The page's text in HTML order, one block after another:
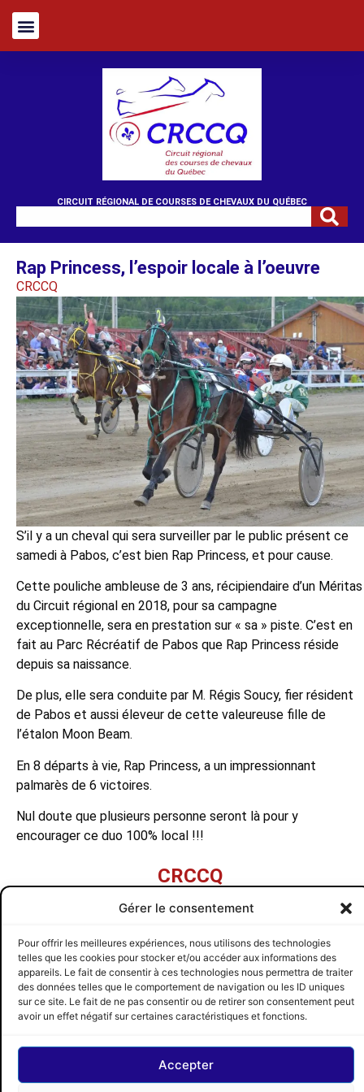
Gérer le consentement
Pour offrir les meilleures expériences, nous utilisons des technologies
telles que les cookies pour stocker et/ou accéder aux informations des
appareils. Le fait de consentir à ces technologies nous permettra de traiter
des données telles que le comportement de navigation ou les ID uniques
sur ce site. Le fait de ne pas consentir ou de retirer son consentement peut
avoir un effet négatif sur certaines caractéristiques et fonctions.
Accepter
CIRCUIT RÉGIONAL DE COURSES DE CHEVAUX DU QUÉBEC
Rap Princess, l’espoir locale à l’oeuvre
CRCCQ
S’il y a un cheval qui sera surveiller par le public présent ce
samedi à Pabos, c’est bien Rap Princess, et pour cause.
Cette pouliche ambleuse de 3 ans, récipiendaire d’un Méritas
du Circuit régional en 2018, pour sa campagne
exceptionnelle, sera en prestation sur « sa » piste. C’est en
fait au Parc Récréatif de Pabos que Rap Princess réside
depuis sa naissance.
De plus, elle sera conduite par M. Régis Soucy, fier résident
de Pabos et aussi éleveur de cette valeureuse fille de
l’étalon Moon Beam.
En 8 départs à vie, Rap Princess, a un impressionnant
palmarès de 6 victoires.
Nul doute que plusieurs personne seront là pour y
encourager ce duo 100% local !!!
CRCCQ
Toutes les publications de cette auteur
PRÉCÉDENT
Une première pour Johanne Dechamplain
SUIVANT
CRCCQ © 2026 CRCCQ SUIVEZ-NOUS